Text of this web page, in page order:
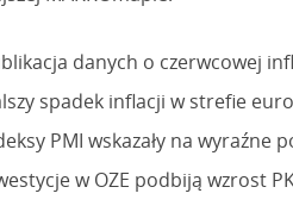
danych o czerwcowej
spadek inflacji w strefie
PMI wskazały na
w OZE podbiją wzrost